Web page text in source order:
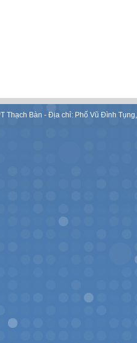
Thạch Bàn - Địa chỉ: Phố Vũ Đình